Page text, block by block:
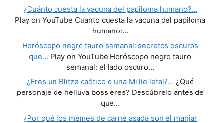
¿Cuánto cuesta la vacuna del papiloma humano?…
Play on YouTube Cuanto cuesta la vacuna del papiloma
humano:…
Horóscopo negro tauro semanal: secretos oscuros
que… Play on YouTube Horóscopo negro tauro
semanal: el lado oscuro…
¿Eres un Blitzø caótico o una Millie letal?… ¿Qué
personaje de helluva boss eres? Descúbrelo antes de
que…
¿Por qué los memes de carne asada son el manjar